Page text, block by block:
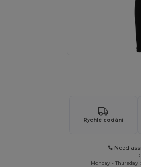
Rychlé dodání
Need
Monday - Thursday